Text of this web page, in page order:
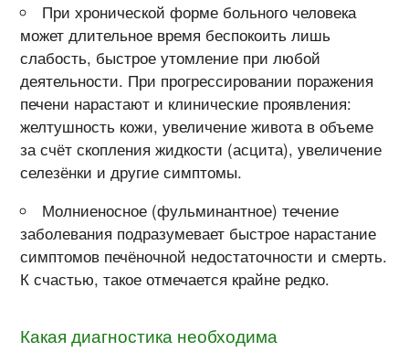
При хронической форме больного человека
может длительное время беспокоить лишь
слабость, быстрое утомление при любой
деятельности. При прогрессировании поражения
печени нарастают и клинические проявления:
желтушность кожи, увеличение живота в объеме
за счёт скопления жидкости (асцита), увеличение
селезёнки и другие симптомы.
Молниеносное (фульминантное) течение
заболевания подразумевает быстрое нарастание
симптомов печёночной недостаточности и смерть.
К счастью, такое отмечается крайне редко.
Какая диагностика необходима